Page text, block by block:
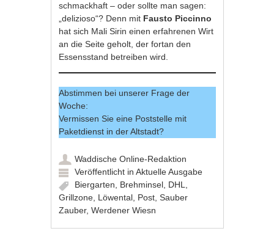
schmackhaft – oder sollte man sagen:
„delizioso“? Denn mit Fausto Piccinno
hat sich Mali Sirin einen erfahrenen Wirt
an die Seite geholt, der fortan den
Essensstand betreiben wird.
Abstimmen bei unserer Frage der
Woche:
Vermissen Sie eine Poststelle mit
Paketdienst in der Altstadt?
Waddische Online-Redaktion
Veröffentlicht inAktuelle Ausgabe
Biergarten
Brehminsel DHL
Grillzone Löwental Post ,Sauber
Zauber,Werdener Wiesn